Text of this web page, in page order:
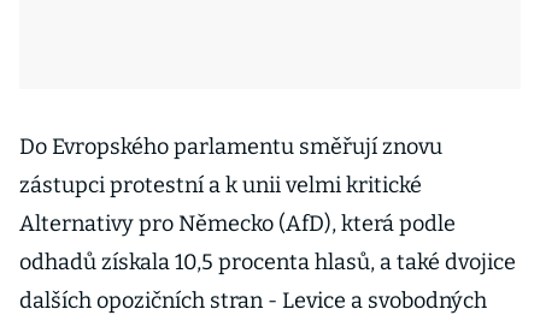
Do Evropského parlamentu směřují znovu
zástupci protestní a k unii velmi kritické
Alternativy pro Německo (AfD), která podle
odhadů získala 10,5 procenta hlasů, a také dvojice
dalších opozičních stran - Levice a svobodných